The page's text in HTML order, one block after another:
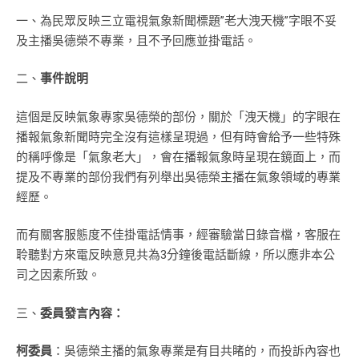
一、為民眾反映三立電視氣象新聞標題”老大洩天機”字眼不妥
及主播吳德榮不專業，且不予回應並掛電話。
二、 事件說明
這個是反映氣象專家吳德榮的部份，關於「洩天機」的字眼在
播報氣象新聞時完全沒有這樣呈現過，但有時會給予一些特殊
的稱呼像是「氣象老大」，會在播報氣象時呈現在鏡面上，而
提及不專業的部份我們有列舉出吳德榮主播在氣象領域的專業
經歷。
而有關客服態度不佳掛電話情事，經審驗當日錄音檔，客服在
聆聽對方來電反映意見共為3分鐘後電話斷線，所以應非本公
司之因素所致。
三、 委員發言內容：
柯委員 ：吳德榮主播的氣象專業是有目共睹的，而投訴內容也